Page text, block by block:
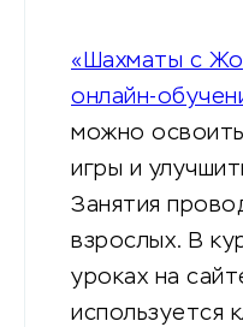
«Шахматы с
онлайн-
можно
игры и
Занятия
взрослых. В
уроках на
используется